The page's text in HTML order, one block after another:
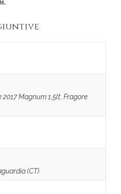
2017 Magnum 1,5lt, Fragore
(CT)